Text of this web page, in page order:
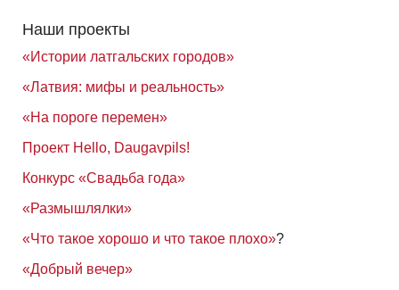
Наши проекты
«Истории латгальских городов»
«Латвия: мифы и реальность»
«На пороге перемен»
Проект Hello, Daugavpils!
Конкурс «Свадьба года»
«Размышлялки»
«Что такое хорошо и что такое плохо»?
«Добрый вечер»